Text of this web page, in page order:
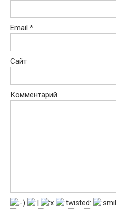
Email *
Сайт
Комментарий